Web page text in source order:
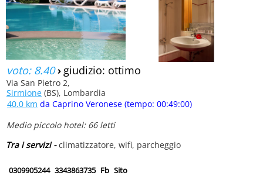
voto: 8.40› giudizio: ottimo
Via San Pietro 2,
Sirmione (BS), Lombardia
40.0 km da Caprino Veronese (tempo: 00:49:00)
Medio piccolo hotel: 66 letti
Tra i servizi -climatizzatore, wifi, parcheggio
0309905244 3343863735 Fb Sito